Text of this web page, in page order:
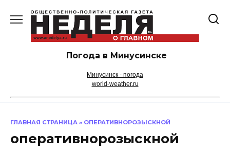
содержанию
Погода в Минусинске
Минусинск - погода
world-weather.ru
ГЛАВНАЯ СТРАНИЦА » ОПЕРАТИВНОРОЗЫСКНОЙ
оперативнорозыскной